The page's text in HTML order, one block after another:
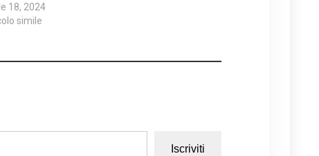
18, 2024
simile
Iscriviti